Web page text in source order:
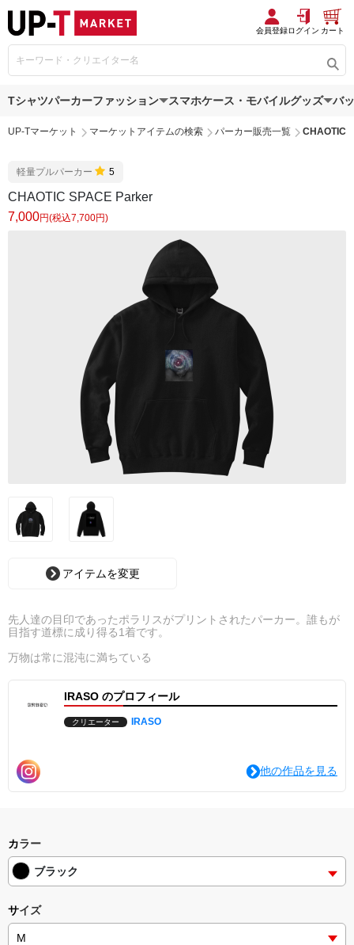
会員登録ログイン カート
Tシャツパーカーファッション スマホケース・モバイルグッズ バ
UP-Tマーケット マーケットアイテムの検索 パーカー販売一覧 CHAOTIC
軽量プルパーカー 5
CHAOTIC SPACE Parker
7,000円(税込7,700円)
アイテムを変更
先人達の目印であったポラリスがプリントされたパーカー。誰もが
目指す道標に成り得る1着です。
万物は常に混沌に満ちている
IRASO のプロフィール
クリエーター IRASO
他の作品を見る
カラー
ブラック
サイズ